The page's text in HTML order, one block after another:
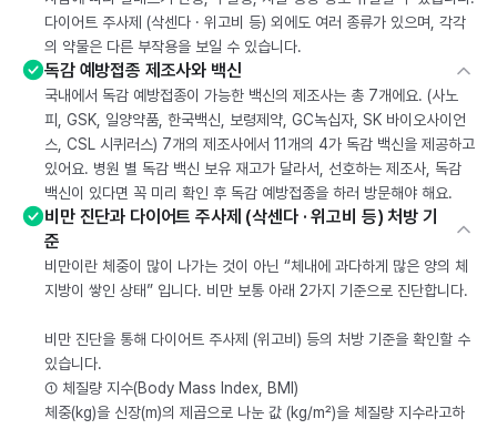
다이어트 주사제 (삭센다 · 위고비 등) 외에도 여러 종류가 있으며, 각각
의 약물은 다른 부작용을 보일 수 있습니다.
독감 예방접종 제조사와 백신
국내에서 독감 예방접종이 가능한 백신의 제조사는 총 7개에요. (사노
피, GSK, 일양약품, 한국백신, 보령제약, GC녹십자, SK 바이오사이언
스, CSL 시퀴러스) 7개의 제조사에서 11개의 4가 독감 백신을 제공하고
있어요. 병원 별 독감 백신 보유 재고가 달라서, 선호하는 제조사, 독감
백신이 있다면 꼭 미리 확인 후 독감 예방접종을 하러 방문해야 해요.
비만 진단과 다이어트 주사제 (삭센다 · 위고비 등) 처방 기
준
비만이란 체중이 많이 나가는 것이 아닌 “체내에 과다하게 많은 양의 체
지방이 쌓인 상태” 입니다. 비만 보통 아래 2가지 기준으로 진단합니다.
비만 진단을 통해 다이어트 주사제 (위고비) 등의 처방 기준을 확인할 수
있습니다.
① 체질량 지수(Body Mass Index, BMI)
체중(kg)을 신장(m)의 제곱으로 나눈 값 (kg/m²)을 체질량 지수라고하